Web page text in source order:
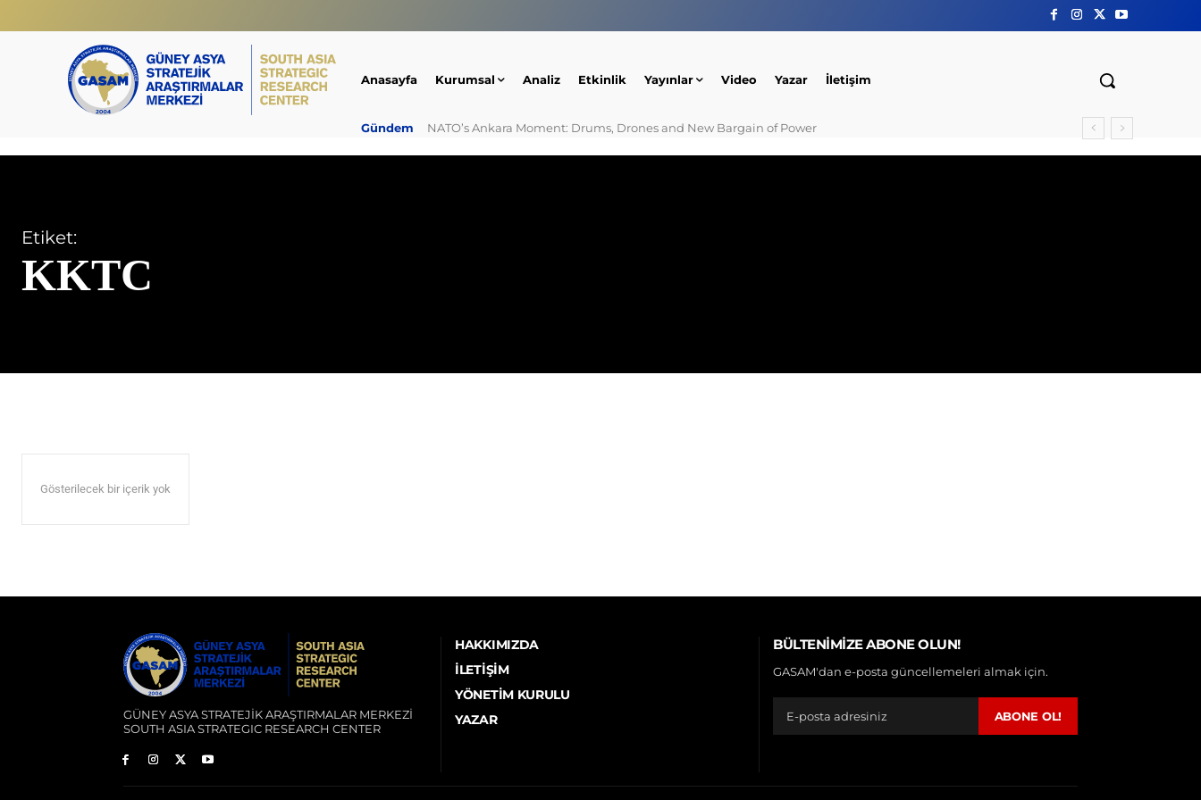
Anasayfa Kurumsal Analiz Etkinlik Yayınlar Video Yazar İletişim
Gündem NATO’s Ankara Moment: Drums, Drones and New Bargain of Power
Etiket:
KKTC
Gösterilecek bir içerik yok
GÜNEY ASYA STRATEJİK ARAŞTIRMALAR MERKEZİ
SOUTH ASIA STRATEGIC RESEARCH CENTER
HAKKIMIZDA
İLETIŞIM
YÖNETIM KURULU
YAZAR
BÜLTENIMIZE ABONE OLUN!
GASAM'dan e-posta güncellemeleri almak için.
ABONE OL!